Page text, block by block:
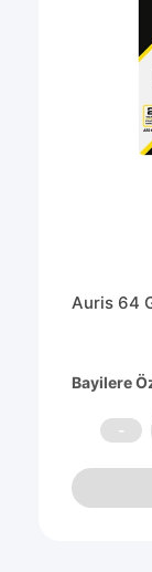
Auris 64
Bayilere